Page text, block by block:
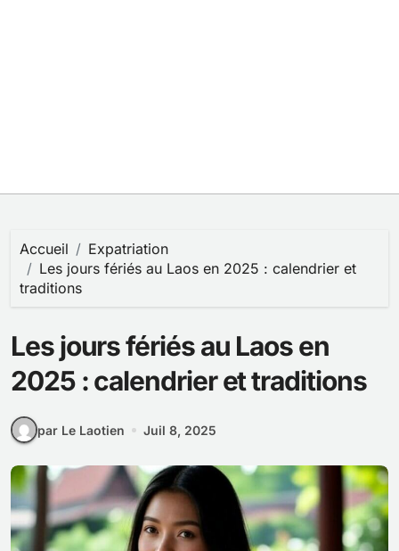
Accueil
Expatriation
Les jours fériés au Laos en 2025 : calendrier et
traditions
Les jours fériés au Laos en
2025 : calendrier et traditions
par Le Laotien Juil 8, 2025